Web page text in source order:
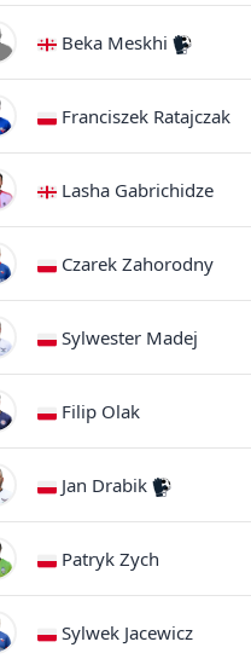
Beka Meskhi
Franciszek Ratajczak
Lasha Gabrichidze
Czarek Zahorodny
Sylwester Madej
Filip Olak
Jan Drabik
Patryk Zych
Sylwek Jacewicz